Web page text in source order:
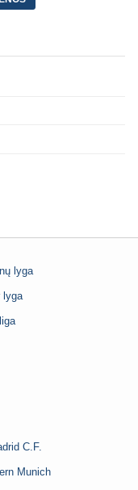
lyga
lyga
C.F.
Munich